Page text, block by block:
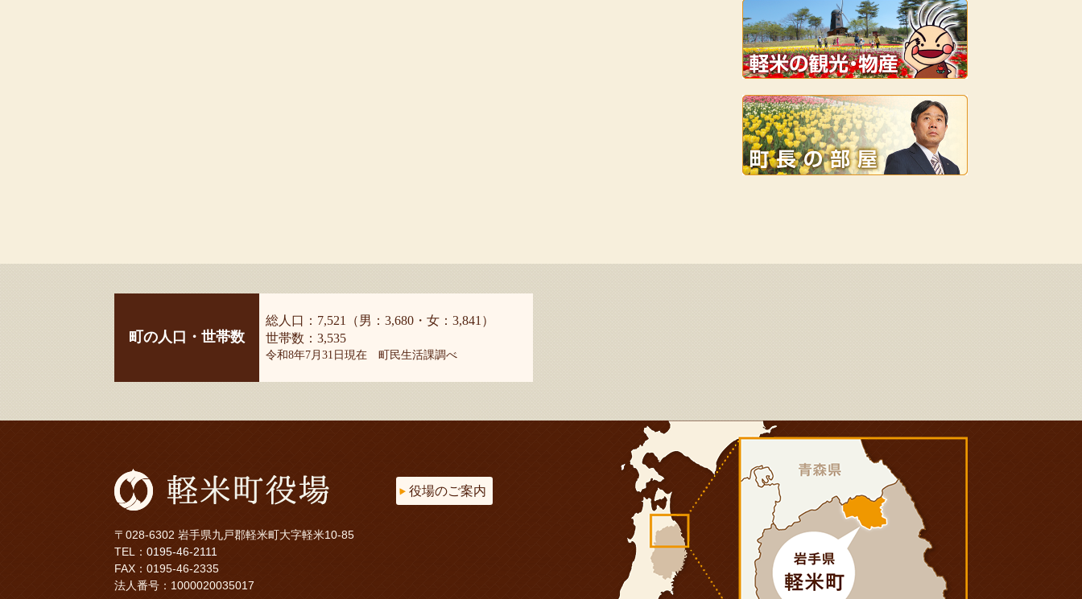
町の人口・世帯数
総人口：7,521（男：3,680・女：3,841）
世帯数：3,535
令和8年7月31日現在 町民生活課調べ
〒028-6302 岩手県九戸郡軽米町大字軽米10-85
TEL： 0195-46-2111
FAX：0195-46-2335
法人番号：1000020035017
役場のご案内